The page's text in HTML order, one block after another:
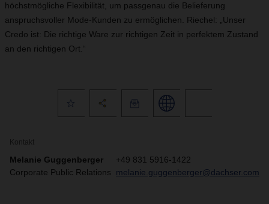
höchstmögliche Flexibilität, um passgenau die Belieferung
anspruchsvoller Mode-Kunden zu ermöglichen. Riechel: „Unser
Credo ist: Die richtige Ware zur richtigen Zeit in perfektem Zustand
an den richtigen Ort.“
Kontakt
Melanie Guggenberger
Corporate Public Relations
+49 831 5916-1422
melanie.guggenberger@dachser.com